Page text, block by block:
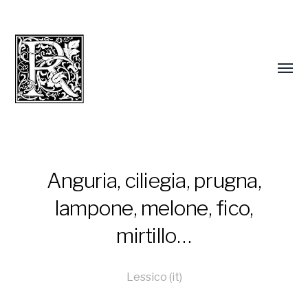
Anguria, ciliegia, prugna,
lampone, melone, fico,
mirtillo…
Lessico (it)